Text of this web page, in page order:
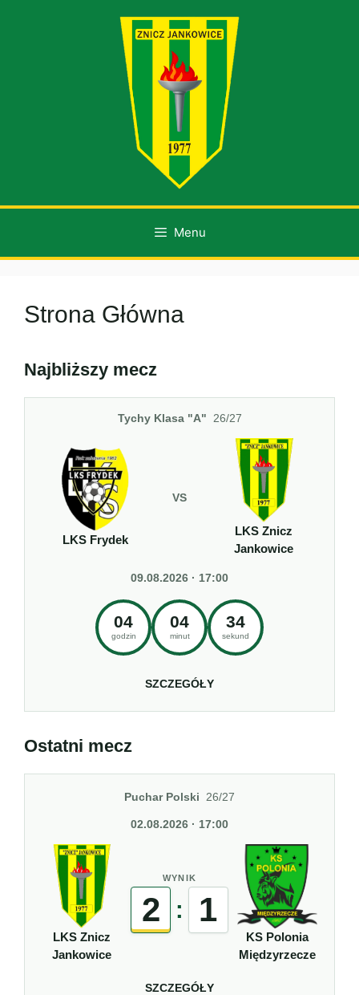
Menu
Strona Główna
Najbliższy mecz
Tychy Klasa "A" 26/27
LKS Frydek
VS
LKS Znicz
Jankowice
09.08.2026 · 17:00
04
godzin
04
minut
33
sekund
SZCZEGÓŁY
Ostatni mecz
Puchar Polski 26/27
02.08.2026 · 17:00
LKS Znicz
Jankowice
WYNIK
2 : 1
KS Polonia
Międzyrzecze
SZCZEGÓŁY